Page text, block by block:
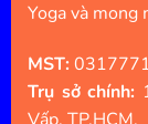
Yoga và mong
MST:
Trụ sở chính: